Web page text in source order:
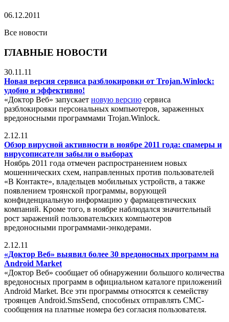
06.12.2011
Все новости
ГЛАВНЫЕ НОВОСТИ
30.11.11
Новая версия сервиса разблокировки от Trojan.Winlock:
удобно и эффективно!
«Доктор Веб» запускает новую версию сервиса
разблокировки персональных компьютеров, зараженных
вредоносными программами Trojan.Winlock.
2.12.11
Обзор вирусной активности в ноябре 2011 года: спамеры и
вирусописатели забыли о выборах
Ноябрь 2011 года отмечен распространением новых
мошеннических схем, направленных против пользователей
«В Контакте», владельцев мобильных устройств, а также
появлением троянской программы, ворующей
конфиденциальную информацию у фармацевтических
компаний. Кроме того, в ноябре наблюдался значительный
рост заражений пользовательских компьютеров
вредоносными программами-энкодерами.
2.12.11
«Доктор Веб» выявил более 30 вредоносных программ на
Android Market
«Доктор Веб» сообщает об обнаружении большого количества
вредоносных программ в официальном каталоге приложений
Android Market. Все эти программы относятся к семейству
троянцев Android.SmsSend, способных отправлять СМС-
сообщения на платные номера без согласия пользователя.